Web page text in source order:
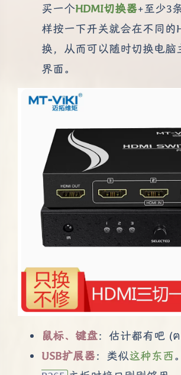
买一个HDMI切换器+至少3
样按一下开关就会在不同的
换，从而可以随时切换电脑
界面。
鼠标、键盘：估计都有吧 (
USB扩展器：类似这种东西